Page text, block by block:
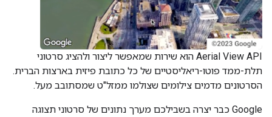
‫Aerial View API הוא שירות שמאפשר ליצור ולהציג סרטוני
תלת-ממד פוטו-ריאליסטיים של כל כתובת פיזית בארצות הברית.
הסרטונים מדמים צילומים שצולמו ממזל"ט שמסתובב מעל.
‫Google כבר יצרה בשבילכם מערך נתונים של סרטוני תצוגה